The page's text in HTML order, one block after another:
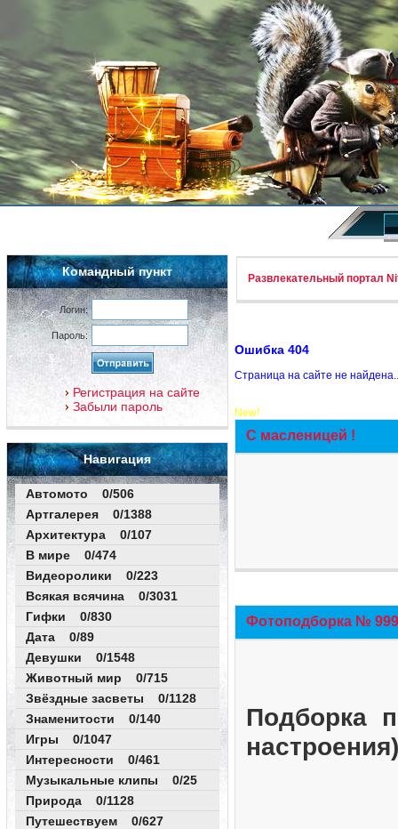
Командный пункт
Логин:
Пароль:
Регистрация на сайте
Забыли пароль
Навигация
Автомото 0/506
Артгалерея 0/1388
Архитектура 0/107
В мире 0/474
Видеоролики 0/223
Всякая всячина 0/3031
Гифки 0/830
Дата 0/89
Девушки 0/1548
Животный мир 0/715
Звёздные засветы 0/1128
Знаменитости 0/140
Игры 0/1047
Интересности 0/461
Музыкальные клипы 0/25
Природа 0/1128
Путешествуем 0/627
Развлекательный портал
Ошибка 404
Страница на сайте не
New!
С масленицей !
Фотоподборка №
Подборка